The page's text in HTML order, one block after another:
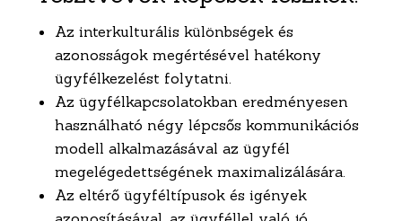
Az interkulturális különbségek és
azonosságok megértésével hatékony
ügyfélkezelést folytatni.
Az ügyfélkapcsolatokban eredményesen
használható négy lépcsős kommunikációs
modell alkalmazásával az ügyfél
megelégedettségének maximalizálására.
Az eltérő ügyféltípusok és igények